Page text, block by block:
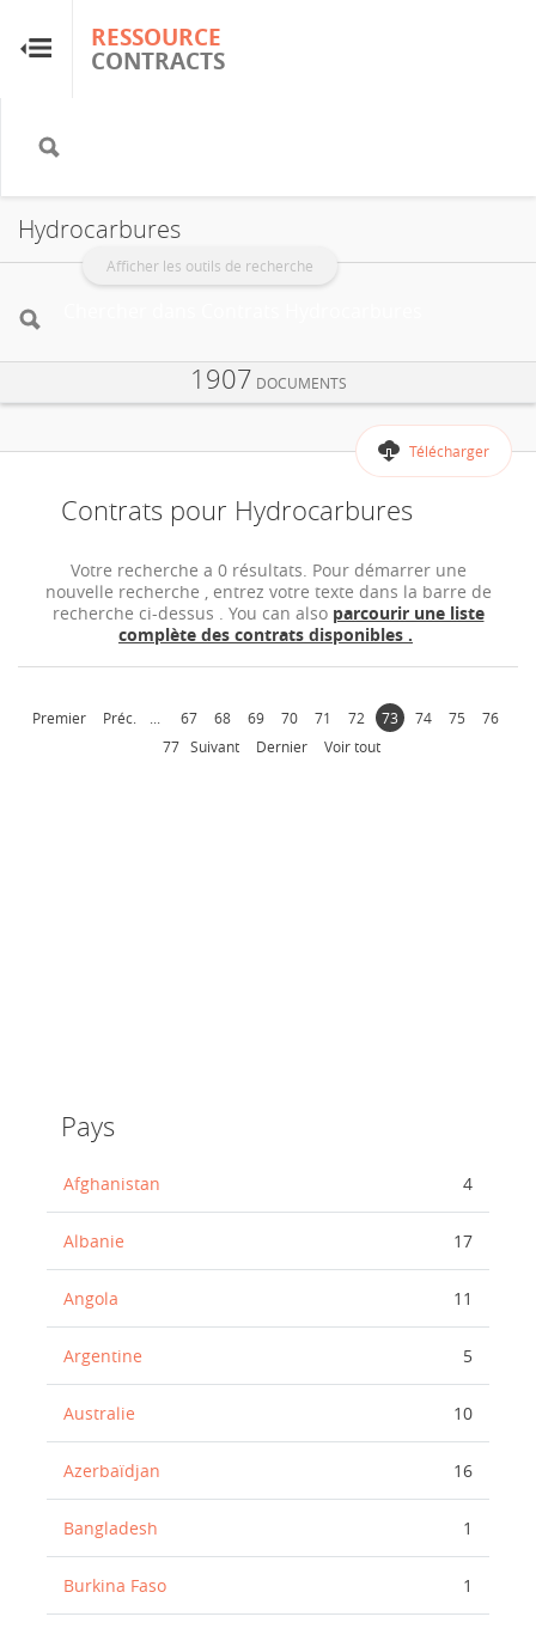
RESSOURCE
CONTRACTS
Afficher les outils de recherche
RESSOURCE
CONTRACTS
Accueil
À propos
FAQ
Guides
Glossaire
Contact
Hydrocarbures
Télécharger
1907 DOCUMENTS
Contrats pour Hydrocarbures
Votre recherche a 0 résultats. Pour démarrer une
nouvelle recherche , entrez votre texte dans la barre de
recherche ci-dessus . You can also parcourir une liste
complète des contrats disponibles .
Premier Préc. 67 68 69 70 71 72 73 74 75
76
77 Suivant Dernier Voir tout
Pays
Afghanistan 4
Albanie 17
Angola 11
Argentine 5
Australie 10
Azerbaïdjan 16
Bangladesh 1
Burkina Faso 1